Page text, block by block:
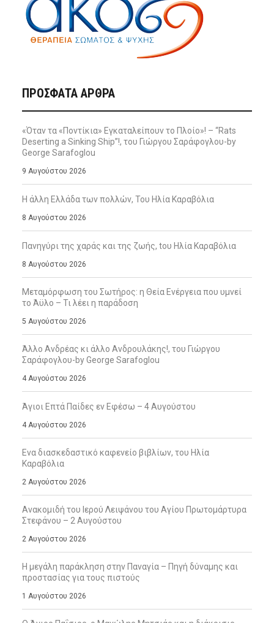
ΠΡΌΣΦΑΤΑ ΆΡΘΡΑ
«Όταν τα «Ποντίκια» Εγκαταλείπουν το Πλοίο»! – “Rats
Deserting a Sinking Ship”!, του Γιώργου Σαράφογλου-by
George Sarafoglou
9 Αυγούστου 2026
Η άλλη Ελλάδα των πολλών, Του Ηλία Καραβόλια
8 Αυγούστου 2026
Πανηγύρι της χαράς και της ζωής, tου Ηλία Καραβόλια
8 Αυγούστου 2026
Μεταμόρφωση του Σωτήρος: η Θεία Ενέργεια που υμνεί
το Άϋλο – Τι λέει η παράδοση
5 Αυγούστου 2026
Άλλο Ανδρέας κι άλλο Ανδρουλάκης!, του Γιώργου
Σαράφογλου-by George Sarafoglou
4 Αυγούστου 2026
Άγιοι Επτά Παίδες εν Εφέσω – 4 Αυγούστου
4 Αυγούστου 2026
Ενα διασκεδαστικό καφενείο βιβλίων, του Ηλία
Καραβόλια
2 Αυγούστου 2026
Ανακομιδή του Ιερού Λειψάνου του Αγίου Πρωτομάρτυρα
Στεφάνου – 2 Αυγούστου
2 Αυγούστου 2026
Η μεγάλη παράκληση στην Παναγία – Πηγή δύναμης και
προστασίας για τους πιστούς
1 Αυγούστου 2026